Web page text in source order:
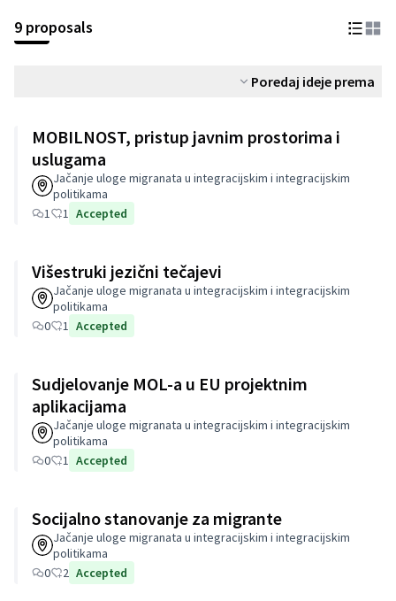
9 proposals
Poredaj ideje prema
MOBILNOST, pristup javnim prostorima i
uslugama
Jačanje uloge migranata u integracijskim i integracijskim
politikama
1
1 Accepted
Višestruki jezični tečajevi
Jačanje uloge migranata u integracijskim i integracijskim
politikama
0
1 Accepted
Sudjelovanje MOL-a u EU projektnim
aplikacijama
Jačanje uloge migranata u integracijskim i integracijskim
politikama
0
1 Accepted
Socijalno stanovanje za migrante
Jačanje uloge migranata u integracijskim i integracijskim
politikama
0
2 Accepted